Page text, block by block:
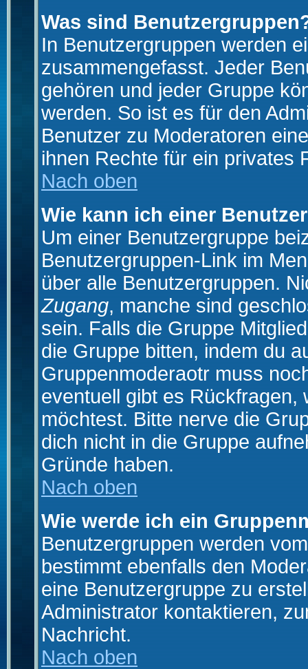
Was sind
In Benutzergruppen werden
zusammengefasst. Jeder
gehören und jeder Gruppe
werden. So ist es für den
Benutzer zu Moderatoren
ihnen Rechte für ein privates
Nach oben
Wie kann ich einer
Um einer Benutzergruppe
Benutzergruppen-Link im
über alle Benutzergruppen.
Zugang, manche sind
sein. Falls die Gruppe
die Gruppe bitten, indem du
Gruppenmoderaotr muss
eventuell gibt es
möchtest. Bitte nerve die
dich nicht in die Gruppe
Gründe haben.
Nach oben
Wie werde ich ein
Benutzergruppen werden
bestimmt ebenfalls den
eine Benutzergruppe zu
Administrator kontaktieren,
Nachricht.
Nach oben